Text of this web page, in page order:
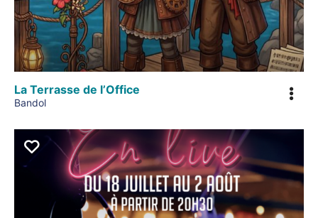
La Terrasse de l’Office
Bandol